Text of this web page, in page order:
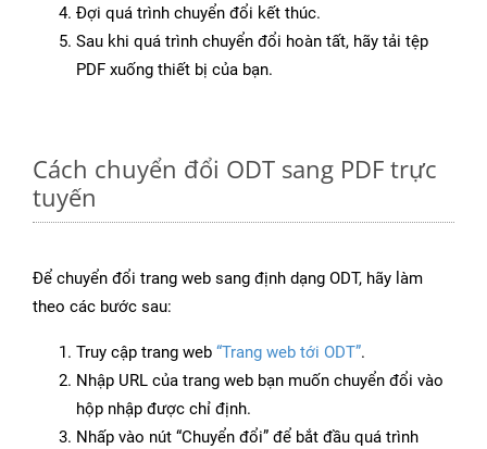
Đợi quá trình chuyển đổi kết thúc.
Sau khi quá trình chuyển đổi hoàn tất, hãy tải tệp
PDF xuống thiết bị của bạn.
Cách chuyển đổi ODT sang PDF trực
tuyến
Để chuyển đổi trang web sang định dạng ODT, hãy làm
theo các bước sau:
Truy cập trang web “Trang web tới ODT”.
Nhập URL của trang web bạn muốn chuyển đổi vào
hộp nhập được chỉ định.
Nhấp vào nút “Chuyển đổi” để bắt đầu quá trình